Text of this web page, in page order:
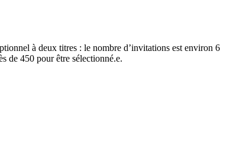
à deux titres : le nombre d’invitations est environ 6
de 450 pour être sélectionné.e.